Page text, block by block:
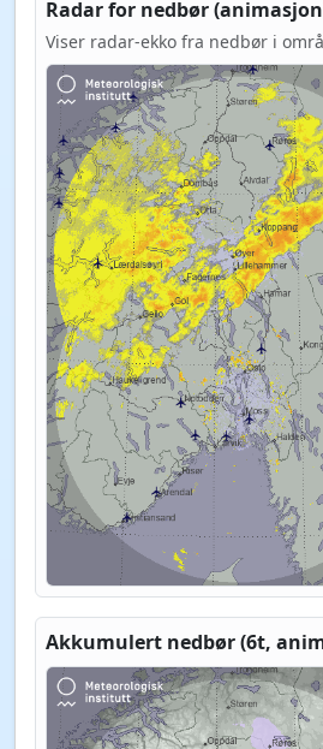
Radar for nedbør
Viser radar-ekko fra nedbør i
Akkumulert nedbør (6t,